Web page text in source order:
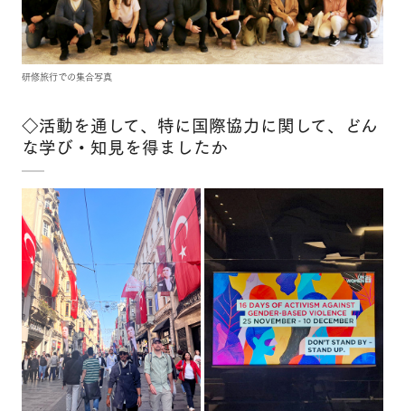
研修旅行での集合写真
◇活動を通して、特に国際協力に関して、どん
な学び・知見を得ましたか